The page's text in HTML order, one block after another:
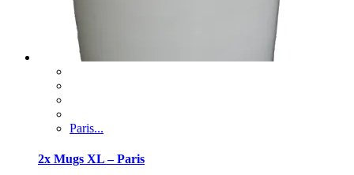
Paris...
2x Mugs XL – Paris